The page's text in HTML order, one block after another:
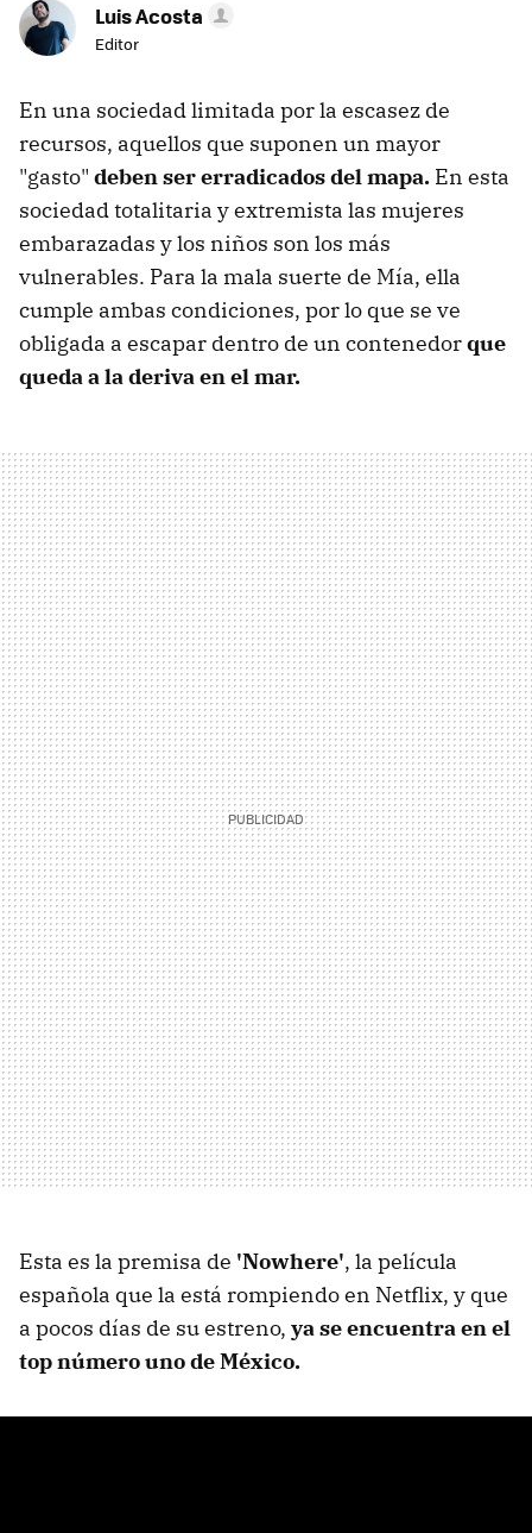
Luis Acosta
Editor
En una sociedad limitada por la escasez de
recursos, aquellos que suponen un mayor
"gasto" deben ser erradicados del mapa. En esta
sociedad totalitaria y extremista las mujeres
embarazadas y los niños son los más
vulnerables. Para la mala suerte de Mía, ella
cumple ambas condiciones, por lo que se ve
obligada a escapar dentro de un contenedorque
queda a la deriva en el mar.
Esta es la premisa de 'Nowhere', la película
española que la está rompiendo en Netflix, y que
a pocos días de su estreno, ya se encuentra en el
top número unode México.